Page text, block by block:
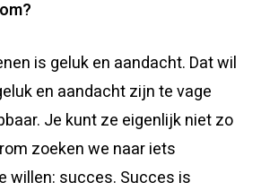
is geluk en aandacht. Dat wil
en aandacht zijn te vage
Je kunt ze eigenlijk niet zo
zoeken we naar iets
willen: succes. Succes is